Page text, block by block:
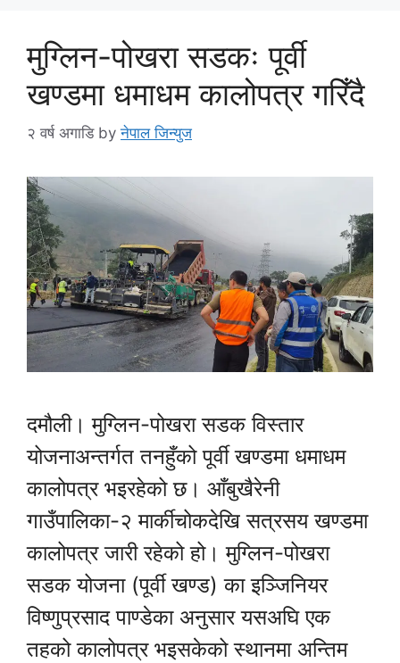
मुग्लिन-पोखरा सडकः पूर्वी
खण्डमा धमाधम कालोपत्र गरिँदै
२ वर्ष अगाडि byनेपाल जिन्युज
दमौली। मुग्लिन-पोखरा सडक विस्तार
योजनाअन्तर्गत तनहुँको पूर्वी खण्डमा धमाधम
कालोपत्र भइरहेको छ। आँबुखैरेनी
गाउँपालिका-२ मार्कीचोकदेखि सत्रसय खण्डमा
कालोपत्र जारी रहेको हो। मुग्लिन-पोखरा
सडक योजना (पूर्वी खण्ड) का इञ्जिनियर
विष्णुप्रसाद पाण्डेका अनुसार यसअघि एक
तहको कालोपत्र भइसकेको स्थानमा अन्तिम